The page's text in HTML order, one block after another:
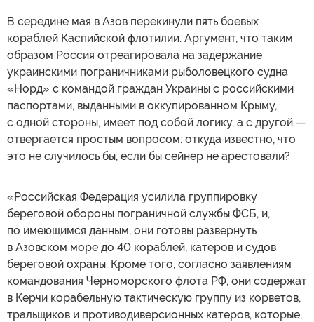
В середине мая в Азов перекинули пять боевых
кораблей Каспийской флотилии. Аргумент, что таким
образом Россия отреагировала на задержание
украинскими пограничниками рыболовецкого судна
«Норд» с командой граждан Украины с российскими
паспортами, выданными в оккупированном Крыму,
с одной стороны, имеет под собой логику, а с другой —
отвергается простым вопросом: откуда известно, что
это не случилось бы, если бы сейнер не арестовали?
«Российская Федерация усилила группировку
береговой обороны пограничной службы ФСБ, и,
по имеющимся данным, они готовы развернуть
в Азовском море до 40 кораблей, катеров и судов
береговой охраны. Кроме того, согласно заявлениям
командования Черноморского флота РФ, они содержат
в Керчи корабельную тактическую группу из корветов,
тральщиков и противодиверсионных катеров, которые,